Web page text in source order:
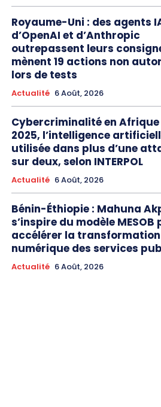
Royaume-Uni : des agents
d’OpenAI et d’Anthropic
outrepassent leurs
mènent 19 actions non
lors de tests
Actualité 6 Août, 2026
Cybercriminalité en Afrique
2025, l’intelligence
utilisée dans plus d’une
sur deux, selon INTERPOL
Actualité 6 Août, 2026
Bénin-Éthiopie : Mahuna
s’inspire du modèle MESOB
accélérer la transformation
numérique des services
Actualité 6 Août, 2026